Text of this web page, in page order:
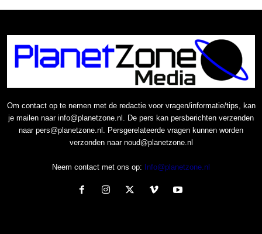
Om contact op te nemen met de redactie voor vragen/informatie/tips, kan
je mailen naar info@planetzone.nl. De pers kan persberichten verzenden
naar pers@planetzone.nl. Persgerelateerde vragen kunnen worden
verzonden naar noud@planetzone.nl
Neem contact met ons op: Info@planetzone.nl